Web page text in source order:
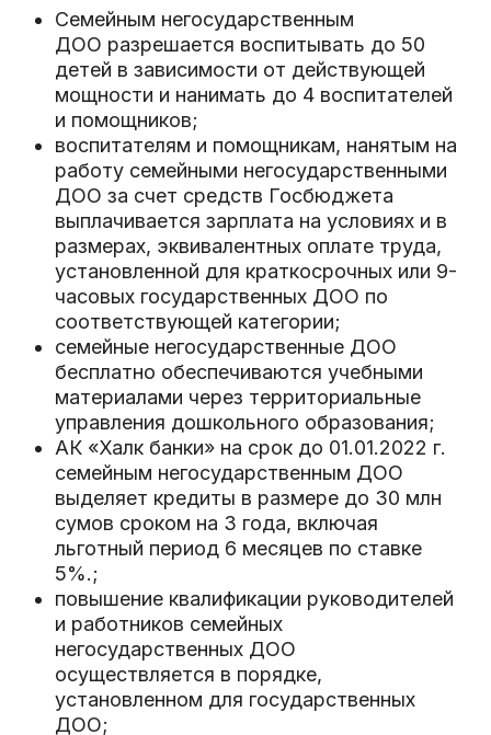
Семейным негосударственным
ДОО разрешается воспитывать до 50
детей в зависимости от действующей
мощности и нанимать до 4 воспитателей
и помощников;
воспитателям и помощникам, нанятым на
работу семейными негосударственными
ДОО за счет средств Госбюджета
выплачивается зарплата на условиях и в
размерах, эквивалентных оплате труда,
установленной для краткосрочных или 9-
часовых государственных ДОО по
соответствующей категории;
семейные негосударственные ДОО
бесплатно обеспечиваются учебными
материалами через территориальные
управления дошкольного образования;
АК «Халк банки» на срок до 01.01.2022 г.
семейным негосударственным ДОО
выделяет кредиты в размере до 30 млн
сумов сроком на 3 года, включая
льготный период 6 месяцев по ставке
5%.;
повышение квалификации руководителей
и работников семейных
негосударственных ДОО
осуществляется в порядке,
установленном для государственных
ДОО;